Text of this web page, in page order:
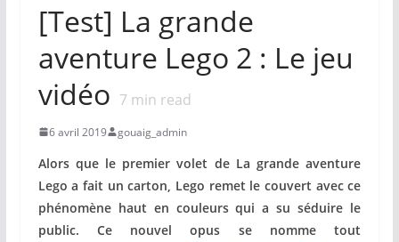
[Test] La grande
aventure Lego 2 : Le jeu
vidéo 7 min read
6 avril 2019 gouaig_admin
Alors que le premier volet de La grande aventure
Lego a fait un carton, Lego remet le couvert avec ce
phénomène haut en couleurs qui a su séduire le
public. Ce nouvel opus se nomme tout